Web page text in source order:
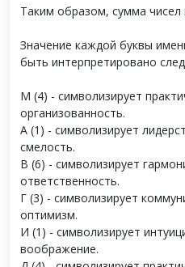
Таким образом, сумма
Значение каждой буквы
быть интерпретировано
М (4) - символизирует
организованность.
А (1) - символизирует
смелость.
В (6) - символизирует
ответственность.
Г (3) - символизирует
оптимизм.
И (1) - символизирует
воображение.